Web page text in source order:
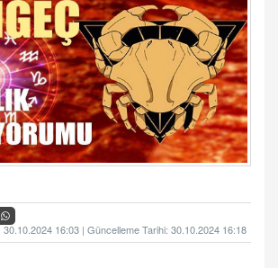
30.10.2024 16:03 | Güncelleme Tarihi: 30.10.2024 16:18